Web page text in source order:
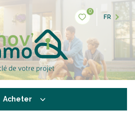
0
FR
Acheter